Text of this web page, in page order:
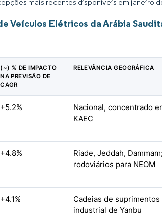
Veículos Elétricos da Arábia
(~) % DE IMPACTO
NA PREVISÃO DE
CAGR
RELEVÂNCIA GEOGRÁFICA
+5.2%
Nacional, concentrado
KAEC
+4.8%
Riade, Jeddah,
rodoviários para NEOM
+4.1%
Cadeias de
industrial de Yanbu